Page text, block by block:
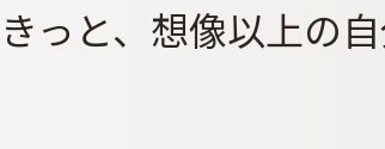
っと、想像以上の